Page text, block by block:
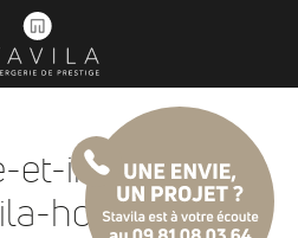
intendance-
home@2x